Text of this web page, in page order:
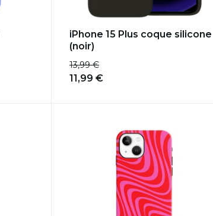
iPhone 15 Plus coque silicone
(noir)
13,99 €
11,99 €